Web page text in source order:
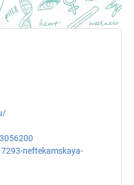
neftekamskaya-